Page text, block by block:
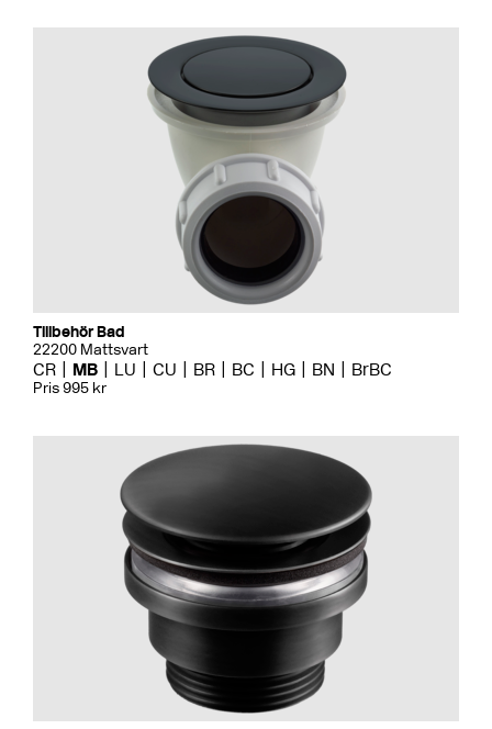
Tillbehör Bad
22200 Mattsvart
CR MB LU CU BR BC HG BN BrBC
Pris 995 kr